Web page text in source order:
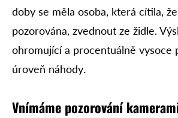
doby se měla osoba, která cítila,
pozorována, zvednout ze židle.
ohromující a procentuálně vysoce
úroveň náhody.
Vnímáme pozorování